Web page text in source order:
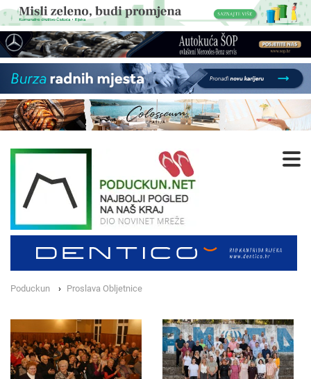
Poduckun Proslava Obljetnice